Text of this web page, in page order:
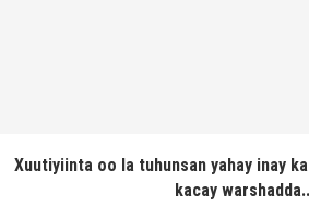
Xuutiyiinta oo la tuhunsan yahay inay
kacay